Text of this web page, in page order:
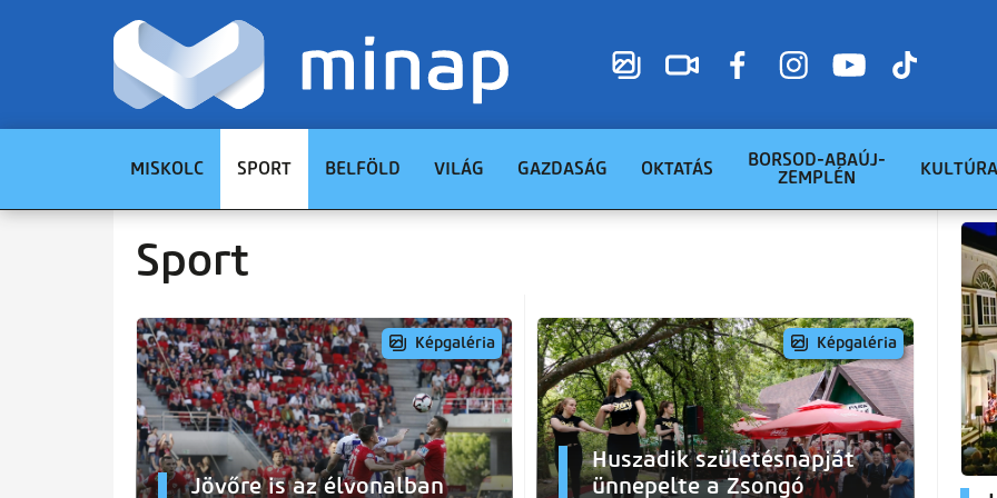
MISKOLC SPORT BELFÖLD VILÁG GAZDASÁG OKTATÁS
BORSOD-ABAÚJ-
ZEMPLÉN
KULTÚRA
Sport
Képgaléria
Jövőre is az élvonalban
Képgaléria
Huszadik születésnapját
ünnepelte a Zsongó